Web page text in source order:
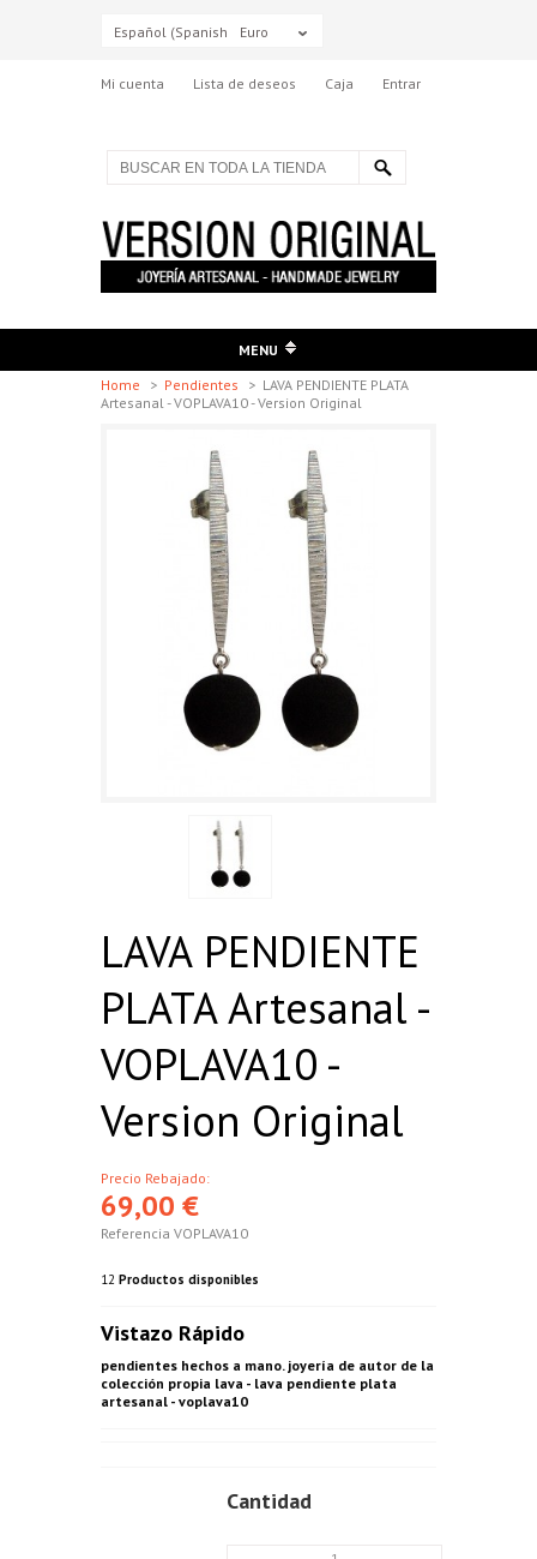
Español (Spanish) Euro
Mi cuenta Lista de deseos Caja Entrar
MENU
Home
> Pendientes > LAVA PENDIENTE PLATA
Artesanal - VOPLAVA10 - Version Original
LAVA PENDIENTE
PLATA Artesanal -
VOPLAVA10 -
Version Original
Precio Rebajado:
69,00 €
Referencia VOPLAVA10
12 Productos disponibles
Vistazo Rápido
pendientes hechos a mano. joyería de autor de la
colección propia lava - lava pendiente plata
artesanal - voplava10
Cantidad